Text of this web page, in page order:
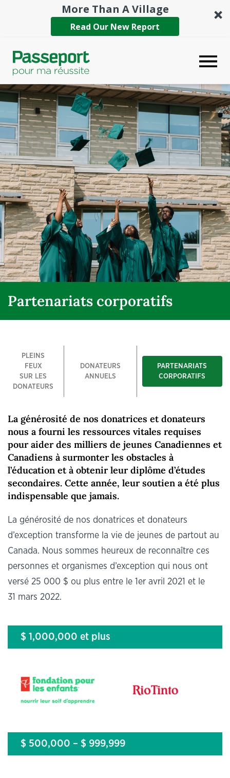
More Than A Village
Read Our New Report
Toggle
Partenariats corporatifs
PLEINS
FEUX
SUR LES
DONATEURS
DONATEURS
ANNUELS
PARTENARIATS
CORPORATIFS
La générosité de nos donatrices et donateurs
nous a fourni les ressources vitales requises
pour aider des milliers de jeunes Canadiennes et
Canadiens à surmonter les obstacles à
l’éducation et à obtenir leur diplôme d’études
secondaires. Cette année, leur soutien a été plus
indispensable que jamais.
La générosité de nos donatrices et donateurs
d’exception transforme la vie de jeunes de partout au
Canada. Nous sommes heureux de reconnaître ces
personnes et organismes d’exception qui nous ont
versé 25 000 $ ou plus entre le 1er avril 2021 et le
31 mars 2022.
$ 1,000,000 et plus
$ 500,000 – $ 999,999